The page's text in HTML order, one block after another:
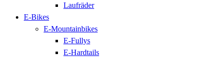
Laufräder
E-Bikes
E-Mountainbikes
E-Fullys
E-Hardtails